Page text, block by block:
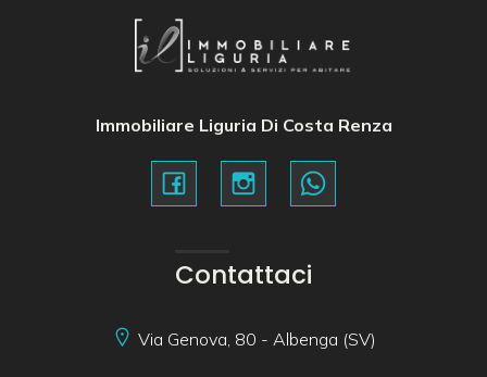
Immobiliare Liguria Di Costa Renza
Contattaci
Via Genova, 80 - Albenga (SV)